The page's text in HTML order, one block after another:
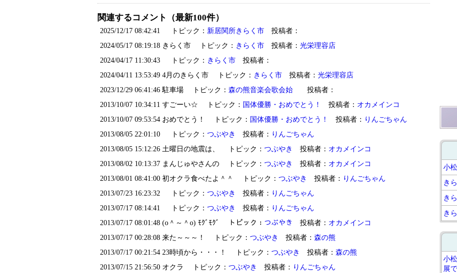
小
き
き
き
小
展
関連するコメント（最新100件）
2025/12/17 08:42:41 トピック： 新居関所きらく市 投稿者：
2024/05/17 08:19:18 きらく市 トピック： きらく市 投稿者： 光栄理容店
2024/04/17 11:30:43 トピック： きらく市 投稿者：
2024/04/11 13:53:49 4月のきらく市 トピック： きらく市 投稿者： 光栄理容店
2023/12/29 06:41:46 駐車場 トピック： 森の熊音楽会歌会始
投稿者：
2013/10/07 10:34:11 すごーい☆ トピック： 国体優勝・おめでとう！ 投稿者： オカメインコ
2013/10/07 09:53:54 おめでとう！ トピック： 国体優勝・おめでとう！ 投稿者： りんごちゃん
2013/08/05 22:01:10 トピック： つぶやき 投稿者： りんごちゃん
2013/08/05 15:12:26 土曜日の地震は、 トピック： つぶやき 投稿者： オカメインコ
2013/08/02 10:13:37 まんじゅやさんの トピック： つぶやき 投稿者： オカメインコ
2013/08/01 08:41:00 初オクラ食べたよ＾＾ トピック： つぶやき 投稿者： りんごちゃん
2013/07/23 16:23:32 トピック： つぶやき 投稿者： りんごちゃん
2013/07/17 08:14:41 トピック： つぶやき 投稿者： りんごちゃん
2013/07/17 08:01:48 (o＾～＾o) ﾓｸﾞﾓｸﾞ トピック： つぶやき 投稿者： オカメインコ
2013/07/17 00:28:08 来た～～～！ トピック： つぶやき 投稿者： 森の熊
2013/07/17 00:21:54 23時頃から・・・！ トピック： つぶやき 投稿者： 森の熊
2013/07/15 21:56:50 オクラ トピック： つぶやき 投稿者： りんごちゃん